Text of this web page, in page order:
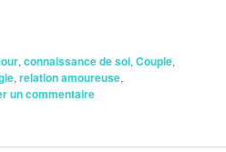
, connaissance de soi, Couple,
, relation amoureuse,
un commentaire